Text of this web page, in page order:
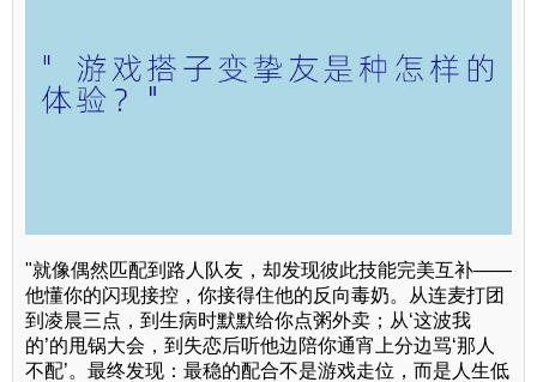
"就像偶然匹配到路人队友，却发现彼此技能完美互补——
他懂你的闪现接控，你接得住他的反向毒奶。从连麦打团
到凌晨三点，到生病时默默给你点粥外卖；从‘这波我
的’的甩锅大会，到失恋后听他边陪你通宵上分边骂‘那人
不配’。最终发现：最稳的配合不是游戏走位，而是人生低